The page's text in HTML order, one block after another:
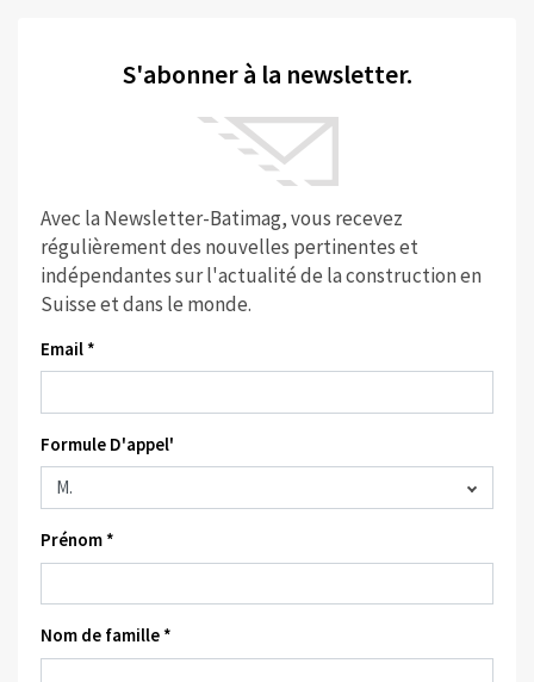
S'abonner à la newsletter.
Avec la Newsletter-Batimag, vous recevez
régulièrement des nouvelles pertinentes et
indépendantes sur l'actualité de la construction en
Suisse et dans le monde.
Email *
Formule D'appel'
Prénom *
Nom de famille *